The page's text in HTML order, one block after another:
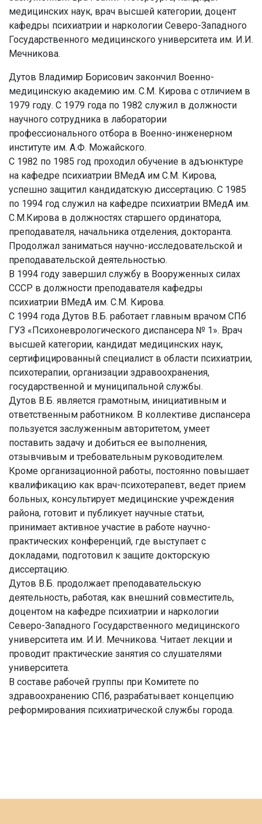
медицинских наук, врач высшей категории, доцент
кафедры психиатрии и наркологии Северо-Западного
Государственного медицинского университета им. И.И.
Мечникова.
Дутов Владимир Борисович закончил Военно-
медицинскую академию им. С.М. Кирова с отличием в
1979 году. С 1979 года по 1982 служил в должности
научного сотрудника в лаборатории
профессионального отбора в Военно-инженерном
институте им. А.Ф. Можайского.
С 1982 по 1985 год проходил обучение в адъюнктуре
на кафедре психиатрии ВМедА им С.М. Кирова,
успешно защитил кандидатскую диссертацию. С 1985
по 1994 год служил на кафедре психиатрии ВМедА им.
С.М.Кирова в должностях старшего ординатора,
преподавателя, начальника отделения, докторанта.
Продолжал заниматься научно-исследовательской и
преподавательской деятельностью.
В 1994 году завершил службу в Вооруженных силах
СССР в должности преподавателя кафедры
психиатрии ВМедА им. С.М. Кирова.
С 1994 года Дутов В.Б. работает главным врачом СПб
ГУЗ «Психоневрологического диспансера № 1». Врач
высшей категории, кандидат медицинских наук,
сертифицированный специалист в области психиатрии,
психотерапии, организации здравоохранения,
государственной и муниципальной службы.
Дутов В.Б. является грамотным, инициативным и
ответственным работником. В коллективе диспансера
пользуется заслуженным авторитетом, умеет
поставить задачу и добиться ее выполнения,
отзывчивым и требовательным руководителем.
Кроме организационной работы, постоянно повышает
квалификацию как врач-психотерапевт, ведет прием
больных, консультирует медицинские учреждения
района, готовит и публикует научные статьи,
принимает активное участие в работе научно-
практических конференций, где выступает с
докладами, подготовил к защите докторскую
диссертацию.
Дутов В.Б. продолжает преподавательскую
деятельность, работая, как внешний совместитель,
доцентом на кафедре психиатрии и наркологии
Северо-Западного Государственного медицинского
университета им. И.И. Мечникова. Читает лекции и
проводит практические занятия со слушателями
университета.
В составе рабочей группы при Комитете по
здравоохранению СПб, разрабатывает концепцию
реформирования психиатрической службы города.